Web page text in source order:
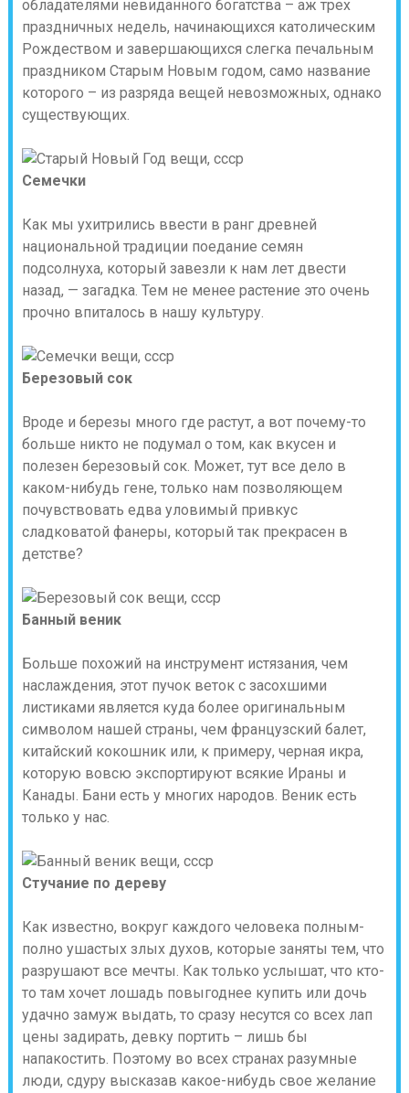
обладателями невиданного богатства – аж трех
праздничных недель, начинающихся католическим
Рождеством и завершающихся слегка печальным
праздником Старым Новым годом, само название
которого – из разряда вещей невозможных, однако
существующих.
Семечки
Как мы ухитрились ввести в ранг древней
национальной традиции поедание семян
подсолнуха, который завезли к нам лет двести
назад, — загадка. Тем не менее растение это очень
прочно впиталось в нашу культуру.
Березовый сок
Вроде и березы много где растут, а вот почему-то
больше никто не подумал о том, как вкусен и
полезен березовый сок. Может, тут все дело в
каком-нибудь гене, только нам позволяющем
почувствовать едва уловимый привкус
сладковатой фанеры, который так прекрасен в
детстве?
Банный веник
Больше похожий на инструмент истязания, чем
наслаждения, этот пучок веток с засохшими
листиками является куда более оригинальным
символом нашей страны, чем французский балет,
китайский кокошник или, к примеру, черная икра,
которую вовсю экспортируют всякие Ираны и
Канады. Бани есть у многих народов. Веник есть
только у нас.
Стучание по дереву
Как известно, вокруг каждого человека полным-
полно ушастых злых духов, которые заняты тем, что
разрушают все мечты. Как только услышат, что кто-
то там хочет лошадь повыгоднее купить или дочь
удачно замуж выдать, то сразу несутся со всех лап
цены задирать, девку портить – лишь бы
напакостить. Поэтому во всех странах разумные
люди, сдуру высказав какое-нибудь свое желание